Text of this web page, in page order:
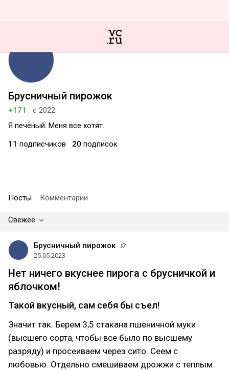
Брусничный пирожок
+171
с 2022
Я печёный. Меня все хотят.
11 подписчиков 20 подписок
Посты Комментарии
Свежее
Брусничный пирожок
25.05.2023
Нет ничего вкуснее пирога с брусничкой и
яблочком!
Такой вкусный, сам себя бы съел!
Значит так. Берем 3,5 стакана пшеничной муки
(высшего сорта, чтобы все было по высшему
разряду) и просеиваем через сито. Сеем с
любовью. Отдельно смешиваем дрожжи с теплым